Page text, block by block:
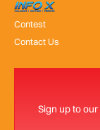
InfoX
Contest
Contact Us
Sign up to